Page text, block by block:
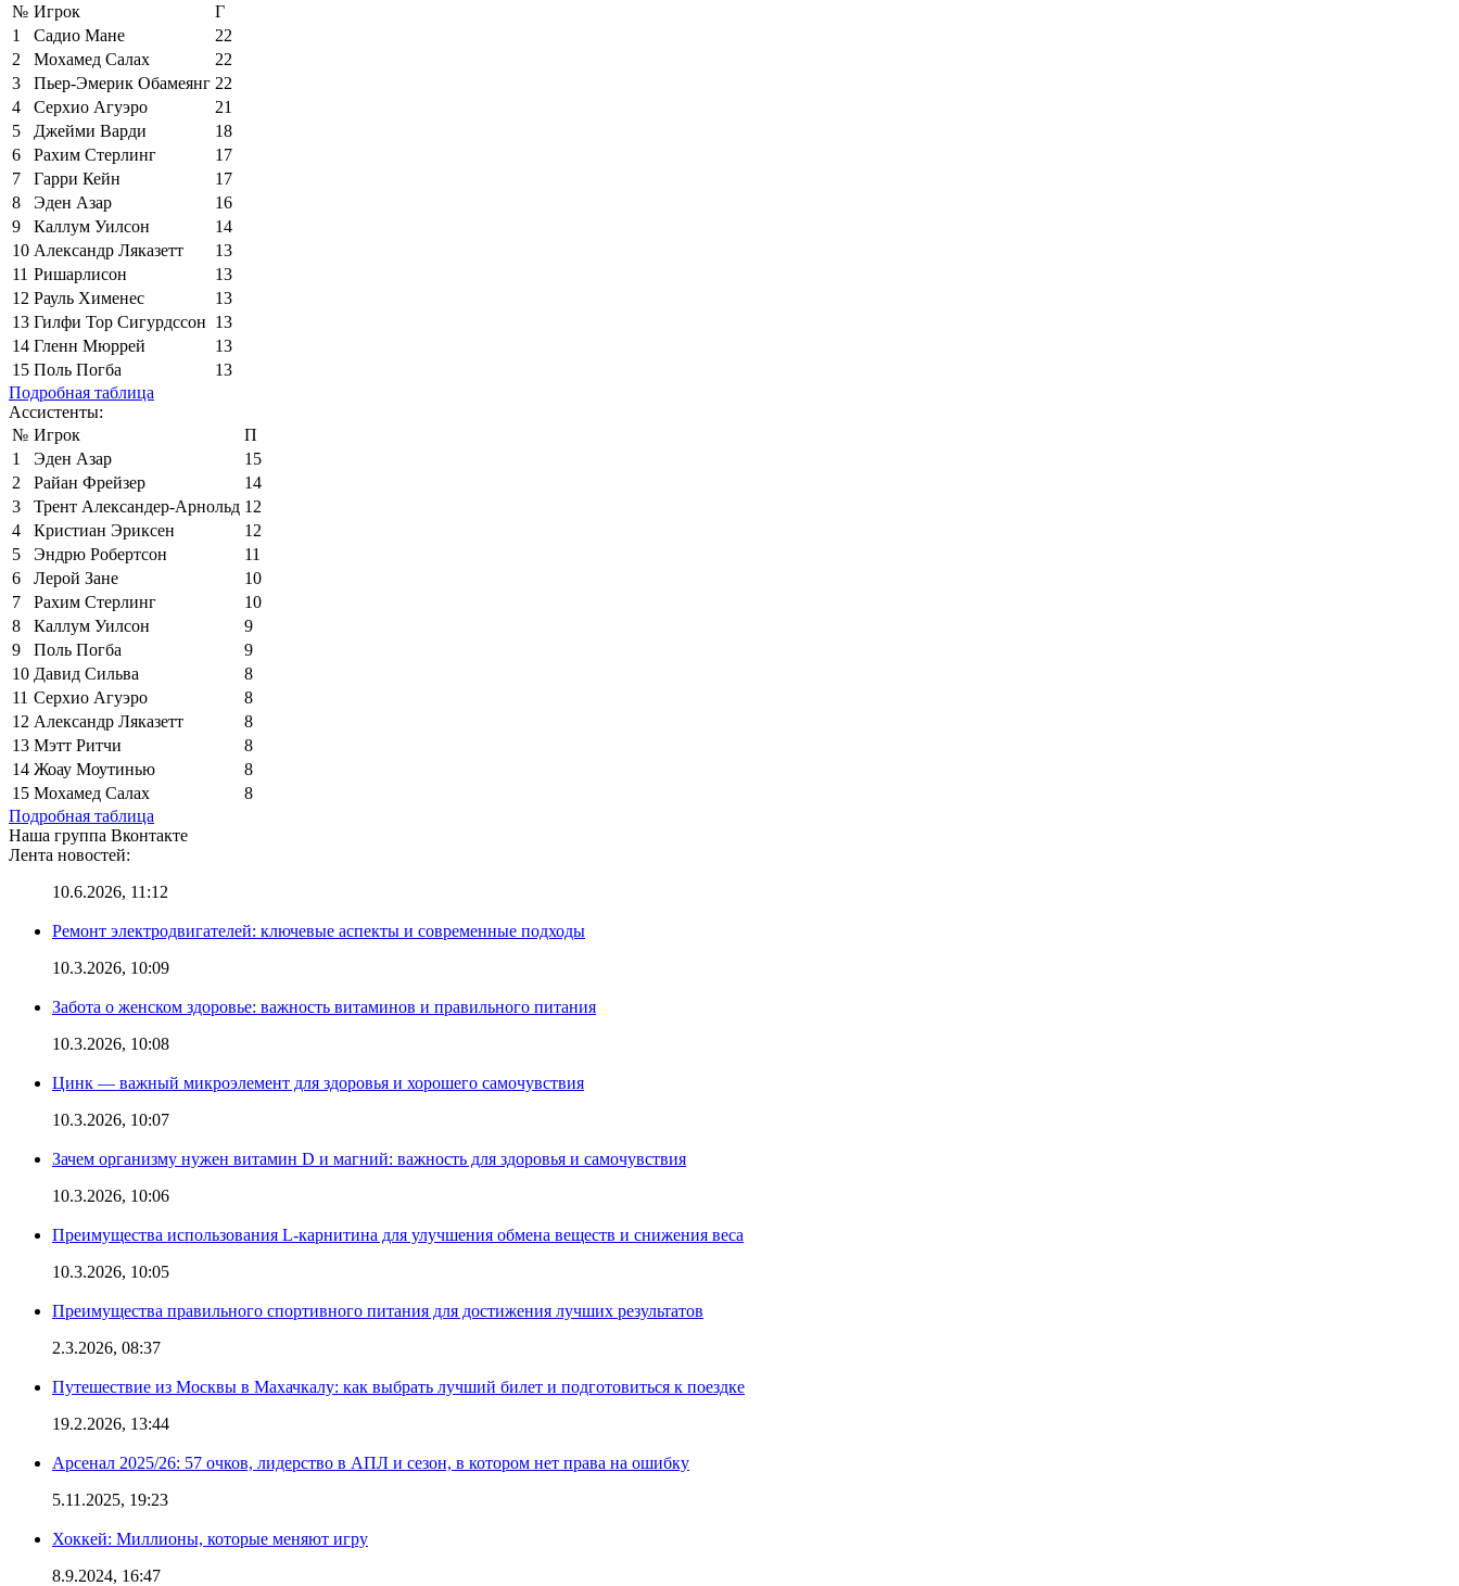
№ Игрок
Г
1
Садио Мане
22
2
Мохамед Салах
22
3
Пьер-Эмерик Обамеянг 22
4
Серхио Агуэро
21
5
Джейми Варди
18
6
Рахим Стерлинг
17
7
Гарри Кейн
17
8
Эден Азар
16
9
Каллум Уилсон
14
10 Александр Ляказетт
13
11 Ришарлисон
13
12 Рауль Хименес
13
13 Гилфи Тор Сигурдссон 13
14 Гленн Мюррей
13
15 Поль Погба
13
Подробная таблица
Ассистенты:
№ Игрок
П
1
Эден Азар
15
2
Райан Фрейзер
14
3
Трент Александер-Арнольд 12
4
Кристиан Эриксен
12
5
Эндрю Робертсон
11
6
Лерой Зане
10
7
Рахим Стерлинг
10
8
Каллум Уилсон
9
9
Поль Погба
9
10 Давид Сильва
8
11 Серхио Агуэро
8
12 Александр Ляказетт
8
13 Мэтт Ритчи
8
14 Жоау Моутинью
8
15 Мохамед Салах
8
Подробная таблица
Наша группа Вконтакте
Лента новостей:
10.6.2026, 11:12
Ремонт электродвигателей: ключевые аспекты и современные подходы
10.3.2026, 10:09
Забота о женском здоровье: важность витаминов и правильного питания
10.3.2026, 10:08
Цинк — важный микроэлемент для здоровья и хорошего самочувствия
10.3.2026, 10:07
Зачем организму нужен витамин D и магний: важность для здоровья и самочувствия
10.3.2026, 10:06
Преимущества использования L-карнитина для улучшения обмена веществ и снижения веса
10.3.2026, 10:05
Преимущества правильного спортивного питания для достижения лучших результатов
2.3.2026, 08:37
Путешествие из Москвы в Махачкалу: как выбрать лучший билет и подготовиться к поездке
19.2.2026, 13:44
Арсенал 2025/26: 57 очков, лидерство в АПЛ и сезон, в котором нет права на ошибку
5.11.2025, 19:23
Хоккей: Миллионы, которые меняют игру
8.9.2024, 16:47